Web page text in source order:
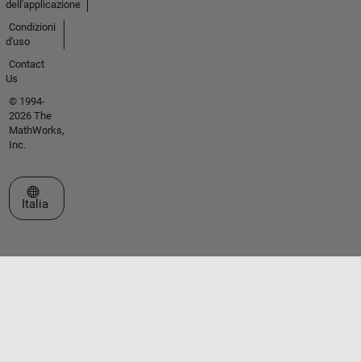
dell'applicazione
Condizioni
d'uso
Contact
Us
© 1994-
2026 The
MathWorks,
Inc.
Seleziona un sito web
Italia